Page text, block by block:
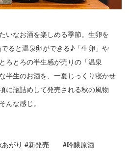
いなお酒を楽しめる季節。生卵を
ると温泉卵ができる♪「生卵」や
ろとろの半生感が売りの「温泉
半生のお酒を、一夏じっくり寝かせ
に瓶詰めして発売される秋の風物
んな感じ。
あがり #新発売 #吟醸原酒